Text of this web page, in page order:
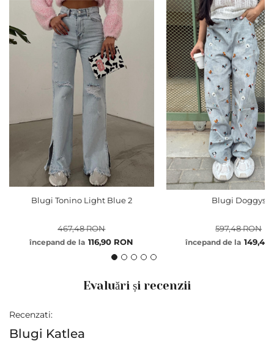
Blugi Tonino Light Blue 2
începand de la 116,90 RON
467,48 RON
Blugi Doggys
începand de la 149,40
597,48 RON
Evaluări și recenzii
Recenzati:
Blugi Katlea